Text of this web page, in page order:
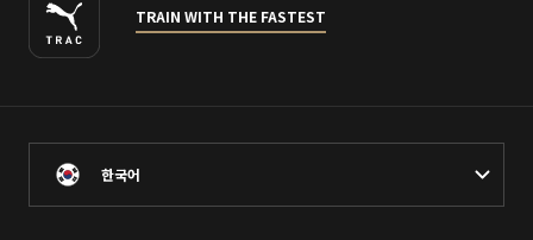
TRAIN WITH THE FASTEST
한국어